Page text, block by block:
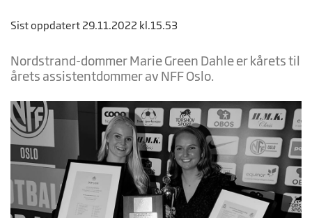
Sist oppdatert 29.11.2022 kl.15.53
Nordstrand-dommer Marie Green Dahle er kårets til
årets assistentdommer av NFF Oslo.